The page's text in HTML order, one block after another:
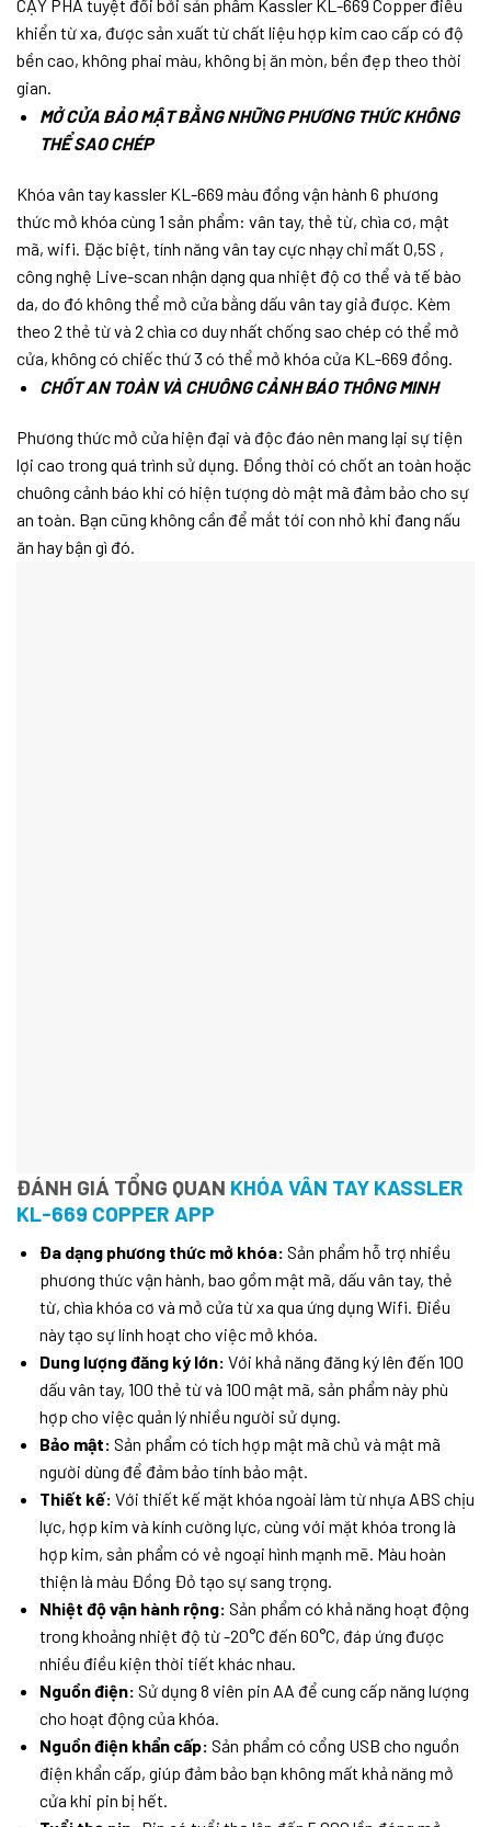
CẠY PHÁ tuyệt đối bởi sản phẩm Kassler KL-669 Copper điều
khiển từ xa, được sản xuất từ chất liệu hợp kim cao cấp có độ
bền cao, không phai màu, không bị ăn mòn, bền đẹp theo thời
gian.
MỞ CỬA BẢO MẬT BẰNG NHỮNG PHƯƠNG THỨC KHÔNG
THỂ SAO CHÉP
Khóa vân tay kassler KL-669 màu đồng vận hành 6 phương
thức mở khóa cùng 1 sản phẩm: vân tay, thẻ từ, chìa cơ, mật
mã, wifi. Đặc biệt, tính năng vân tay cực nhạy chỉ mất 0,5S ,
công nghệ Live-scan nhận dạng qua nhiệt độ cơ thể và tế bào
da, do đó không thể mở cửa bằng dấu vân tay giả được. Kèm
theo 2 thẻ từ và 2 chìa cơ duy nhất chống sao chép có thể mở
cửa, không có chiếc thứ 3 có thể mở khóa cửa KL-669 đồng.
CHỐT AN TOÀN VÀ CHUÔNG CẢNH BÁO THÔNG MINH
Phương thức mở cửa hiện đại và độc đáo nên mang lại sự tiện
lợi cao trong quá trình sử dụng. Đồng thời có chốt an toàn hoặc
chuông cảnh báo khi có hiện tượng dò mật mã đảm bảo cho sự
an toàn. Bạn cũng không cần để mắt tới con nhỏ khi đang nấu
ăn hay bận gì đó.
ĐÁNH GIÁ TỔNG QUAN KHÓA VÂN TAY KASSLER
KL-669 COPPER APP
Đa dạng phương thức mở khóa: Sản phẩm hỗ trợ nhiều
phương thức vận hành, bao gồm mật mã, dấu vân tay, thẻ
từ, chìa khóa cơ và mở cửa từ xa qua ứng dụng Wifi. Điều
này tạo sự linh hoạt cho việc mở khóa.
Dung lượng đăng ký lớn: Với khả năng đăng ký lên đến 100
dấu vân tay, 100 thẻ từ và 100 mật mã, sản phẩm này phù
hợp cho việc quản lý nhiều người sử dụng.
Bảo mật: Sản phẩm có tích hợp mật mã chủ và mật mã
người dùng để đảm bảo tính bảo mật.
Thiết kế: Với thiết kế mặt khóa ngoài làm từ nhựa ABS chịu
lực, hợp kim và kính cường lực, cùng với mặt khóa trong là
hợp kim, sản phẩm có vẻ ngoại hình mạnh mẽ. Màu hoàn
thiện là màu Đồng Đỏ tạo sự sang trọng.
Nhiệt độ vận hành rộng: Sản phẩm có khả năng hoạt động
trong khoảng nhiệt độ từ -20°C đến 60°C, đáp ứng được
nhiều điều kiện thời tiết khác nhau.
Nguồn điện: Sử dụng 8 viên pin AA để cung cấp năng lượng
cho hoạt động của khóa.
Nguồn điện khẩn cấp: Sản phẩm có cổng USB cho nguồn
điện khẩn cấp, giúp đảm bảo bạn không mất khả năng mở
cửa khi pin bị hết.